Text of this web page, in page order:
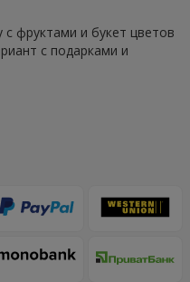
фруктами и букет цветов
с подарками и